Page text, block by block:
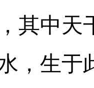
其中天
，生于